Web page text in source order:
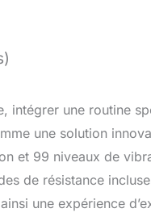
intégrer une routine
une solution
et 99 niveaux de
de résistance
une expérience